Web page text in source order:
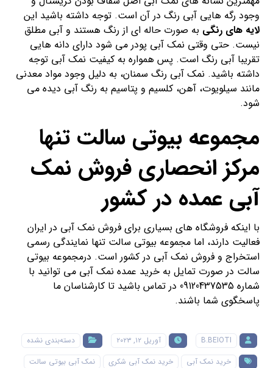
وجود رگه هایی آبی رنگ در آن است. توجه داشته باشید این
لایه های رنگی به صورت حاله ای از رنگ هستند و آبی مطلق
نیست. حتی وقتی نمک آبی پودر می شود دارای دانه هایی
تقریبا آبی رنگ است. پس همواره به کیفیت نمک آبی توجه
داشته باشید. نمک آبی رنگ سمنان، به دلیل وجود مواد معدنی
مانند سیلویوت، آهن، کلسیم و پتاسیم به رنگ آبی دیده می
شود.
مجموعه بیوتی سالت تنها
مرکز انحصاری فروش نمک
آبی عمده در کشور
با اینکه فروشگاه های بسیاری برای فروش نمک آبی در ایران
فعالیت دارند، اما مجموعه بیوتی سالت تنها نمایندگی رسمی
استخراج و فروش نمک آبی در کشور است. درمجموعه بیوتی
سالت در صورت تمایل به خرید عمده نمک آبی می توانید با
شماره 09120437535
در تماس باشید تا کارشناسان ما
پاسخگوی شما باشند.
B.BEIOTI آوریل ۱۲, ۲۰۲۳
دسته‌بندی نشده
خرید نمک آبی
خرید نمک آبی شکری
نمک آبی بیوتی سالت